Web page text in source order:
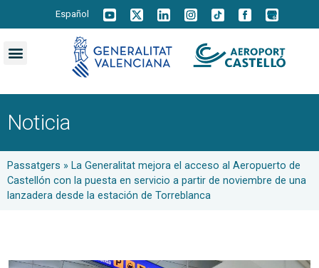
Español
Noticia
Passatgers » La Generalitat mejora el acceso al Aeropuerto de
Castellón con la puesta en servicio a partir de noviembre de una
lanzadera desde la estación de Torreblanca